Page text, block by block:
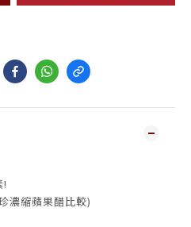
!
濃縮蘋果醋比較)